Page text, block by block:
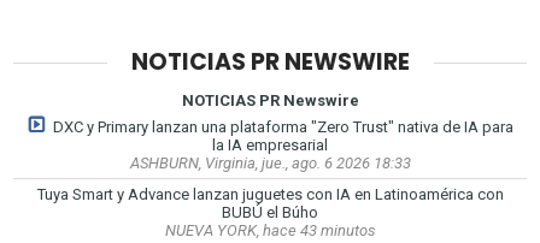
NOTICIAS PR NEWSWIRE
NOTICIAS PR Newswire
DXC y Primary lanzan una plataforma "Zero Trust" nativa de IA para
la IA empresarial
ASHBURN, Virginia, jue., ago. 6 2026 18:33
Tuya Smart y Advance lanzan juguetes con IA en Latinoamérica con
BUBÚ el Búho
NUEVA YORK, hace 43 minutos